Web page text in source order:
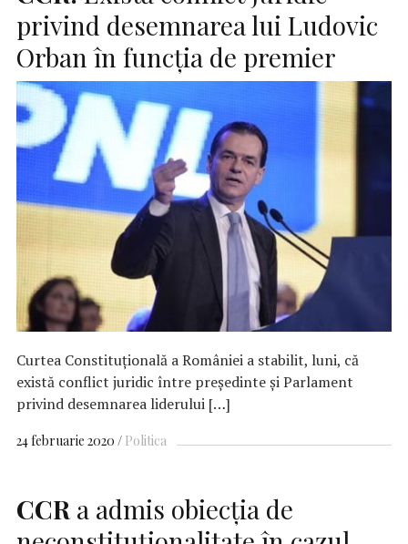
privind desemnarea lui Ludovic
Orban în funcţia de premier
Curtea Constituţională a României a stabilit, luni, că
există conflict juridic între preşedinte şi Parlament
privind desemnarea liderului […]
24 februarie 2020 Politica
CCRa admis obiecţia de